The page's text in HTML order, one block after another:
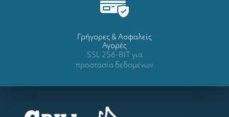
Γρήγορες & Ασφαλείς
Αγορές
SSL 256-BIT για
προστασία δεδομένων